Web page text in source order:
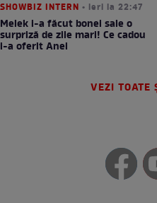
SHOWBIZ INTERN • ieri la 22:47
Melek i-a făcut bonei sale o
surpriză de zile mari! Ce cadou
i-a oferit Anei
VEZI TOATE